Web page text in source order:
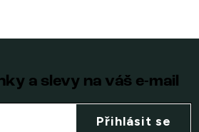
a slevy na váš e-mail
Přihlásit se